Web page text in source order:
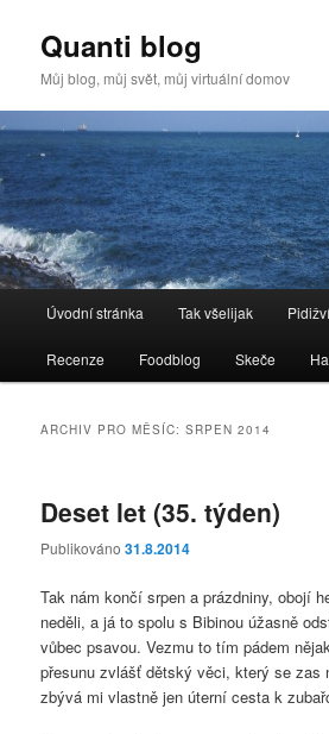
Quanti blog
Můj blog, můj svět, můj virtuální domov
navigační
Přejít
k
webu
Přejít
k
panelu
Úvodní stránka Tak všelijak
Recenze Foodblog Skeče
ARCHIV PRO MĚSÍC:SRPEN 2014
Deset let (35. týden)
Publikováno31.8.2014
Tak nám končí srpen a prázdniny, obojí
neděli, a já to spolu s Bibinou úžasně
vůbec psavou. Vezmu to tím pádem
přesunu zvlášť dětský věci, který se zas
zbývá mi vlastně jen úterní cesta k